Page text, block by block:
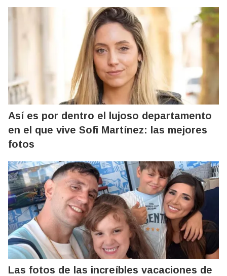
Así es por dentro el lujoso departamento
en el que vive Sofi Martínez: las mejores
fotos
Las fotos de las increíbles vacaciones de